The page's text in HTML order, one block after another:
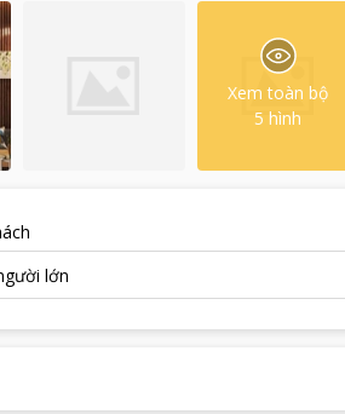
Xem toàn bộ
5 hình
lớn